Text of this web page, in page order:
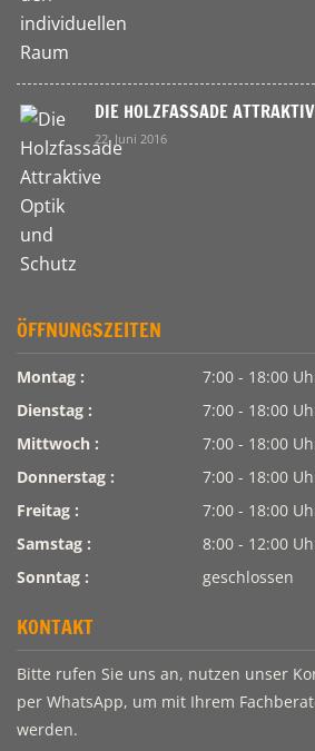
DIE HOLZFASSADE
22. Juni 2016
ÖFFNUNGSZEITEN
Montag :
7:00 - 18:00
Dienstag :
7:00 - 18:00
Mittwoch :
7:00 - 18:00
Donnerstag :
7:00 - 18:00
Freitag :
7:00 - 18:00
Samstag :
8:00 - 12:00
Sonntag :
geschlossen
KONTAKT
Bitte rufen Sie uns an, nutzen unser
per WhatsApp, um mit Ihrem
werden.